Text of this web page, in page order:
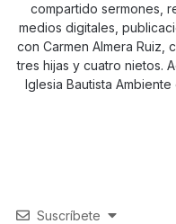
compartido sermones,
medios digitales,
con Carmen Almera Ruiz,
tres hijas y cuatro nietos.
Iglesia Bautista
Suscríbete